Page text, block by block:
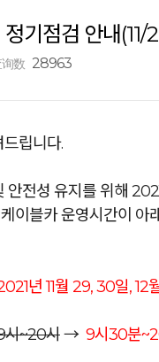
기점검 안내(11/
数 28963
립니다.
안전성 유지를 위해
이블카 운영시간이
년 11월 29, 30일, 12
시~20시→ 9시30분